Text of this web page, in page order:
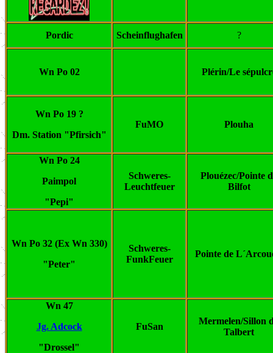
Pordic Scheinflughafen ?
Wn Po 02 Plérin/Le
Wn Po 19 ?
Dm. Station "Pfirsich"
FuMO Plouha
Wn Po 24
Paimpol
"Pepi"
Schweres-
Leuchtfeuer
Plouézec/Pointe
Bilfot
Wn Po 32 (Ex Wn 330)
"Peter"
Schweres-
FunkFeuer
Pointe de
Wn 47
Jg. Adcock
"Drossel"
FuSan
Mermelen/Sillon
Talbert